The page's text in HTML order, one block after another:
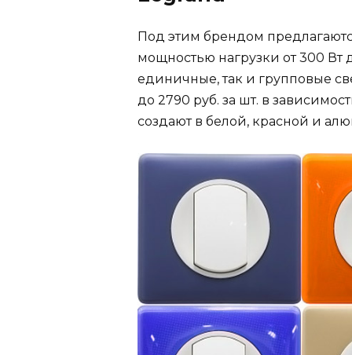
Под этим брендом
мощностью нагрузки от 300 Вт
единичные, так и групповые
до 2790 руб. за шт. в
создают в белой, красной и